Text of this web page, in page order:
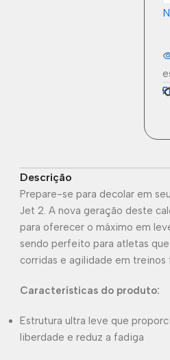
Descrição
Prepare-se para decolar em
Jet 2. A nova geração deste
para oferecer o máximo em
sendo perfeito para atletas
corridas e agilidade em treinos
Características do produto:
Estrutura ultra leve que
liberdade e reduz a fadiga